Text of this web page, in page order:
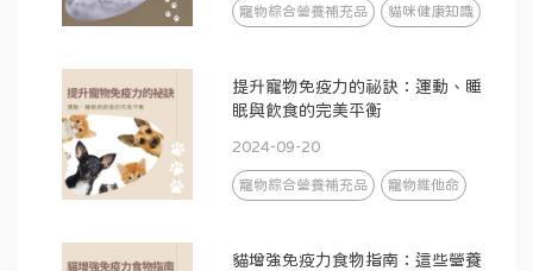
寵物綜合營養補充品 貓咪健康知識
提升寵物免疫力的祕訣：運動、睡
眠與飲食的完美平衡
2024-09-20
寵物綜合營養補充品 寵物維他命
貓增強免疫力食物指南：這些營養